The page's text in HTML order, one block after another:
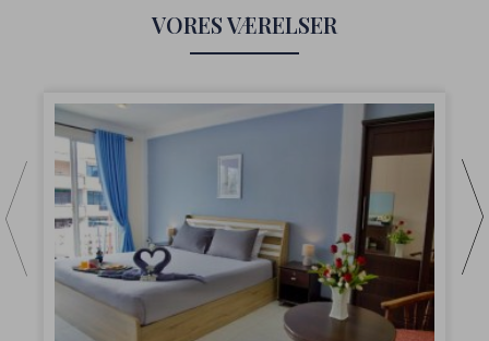
VORES VÆRELSER